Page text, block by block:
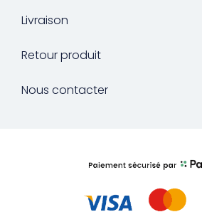
Livraison
Retour produit
Nous contacter